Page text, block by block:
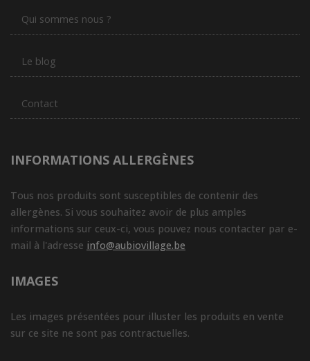
Qui sommes nous ?
Le blog
Contact
INFORMATIONS ALLERGÈNES
Tous nos produits sont susceptibles de contenir des
allergènes. Si vous souhaitez avoir de plus amples
informations sur ceux-ci, vous pouvez nous contacter par e-
mail à l'adresse info@aubiovillage.be
IMAGES
Les images présentées pour illuster les produits en vente
sur ce site ne sont pas contractuelles.